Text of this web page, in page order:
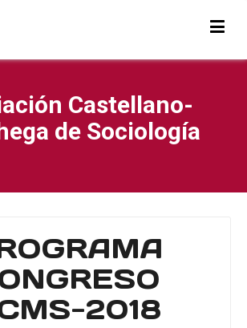
Castellano-
de Sociología
2018